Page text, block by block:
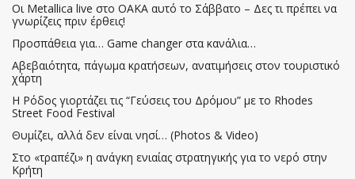
Οι Metallica live στο ΟΑΚΑ αυτό το Σάββατο – Δες τι πρέπει να
γνωρίζεις πριν έρθεις!
Προσπάθεια για… Game changer στα κανάλια…
Αβεβαιότητα, πάγωμα κρατήσεων, ανατιμήσεις στον τουριστικό
χάρτη
Η Ρόδος γιορτάζει τις “Γεύσεις του Δρόμου” με το Rhodes
Street Food Festival
Θυμίζει, αλλά δεν είναι νησί… (Photos & Video)
Στο «τραπέζι» η ανάγκη ενιαίας στρατηγικής για το νερό στην
Κρήτη